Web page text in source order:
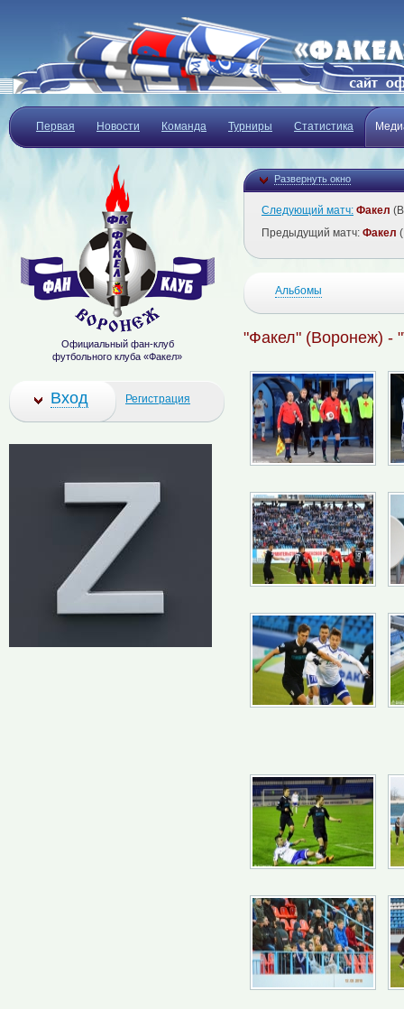
Первая Новости Команда Турниры Статистика
Развернуть окно
Следующий матч: Факел
Предыдущий матч: Факел
Альбомы
"Факел" (Воронеж) -
Официальный фан-клуб
футбольного клуба «Факел»
Вход Регистрация